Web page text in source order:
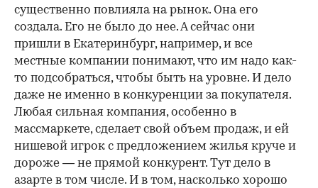
существенно повлияла на рынок. Она его
создала. Его не было до нее. А сейчас они
пришли в Екатеринбург, например, и все
местные компании понимают, что им надо как-
то подсобраться, чтобы быть на уровне. И дело
даже не именно в конкуренции за покупателя.
Любая сильная компания, особенно в
массмаркете, сделает свой объем продаж, и ей
нишевой игрок с предложением жилья круче и
дороже — не прямой конкурент. Тут дело в
азарте в том числе. И в том, насколько хорошо